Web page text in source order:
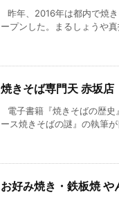
昨年、2016年は都内で焼
ープンした。まるしょうや
焼きそば専門天 赤坂店
電子書籍『焼きそばの歴史
ース焼きそばの謎』の執筆
お好み焼き・鉄板焼 や